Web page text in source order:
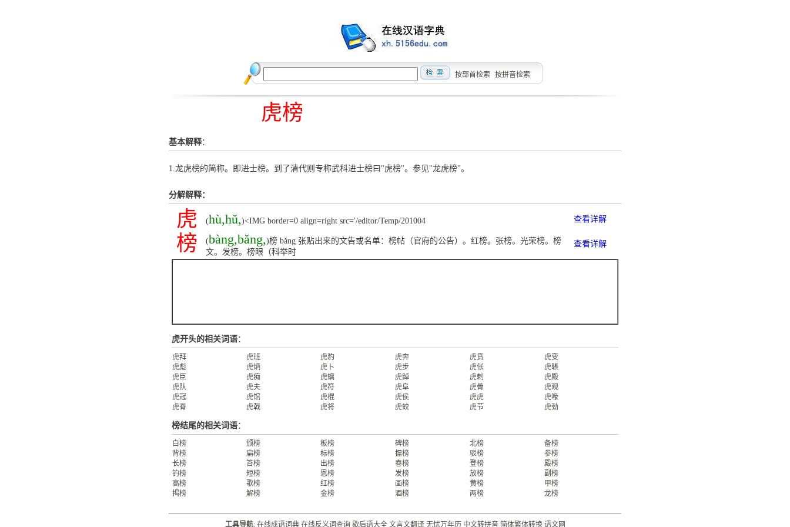
按部首检索 按拼音检索
虎榜
基本解释：
1.龙虎榜的简称。即进士榜。到了清代则专称武科进士榜曰"虎榜"。参见"龙虎榜"。
分解解释：
虎 (hù,hǔ,)<IMG border=0 align=right src='/editor/Temp/201004 查看详解
榜 (bàng,bǎng,)榜 bǎng 张贴出来的文告或名单：榜帖（官府的公告）。红榜。张榜。光荣榜。榜
文。发榜。榜眼（科举时
查看详解
虎开头的相关词语：
虎拜 虎班 虎豹 虎奔 虎贲
虎变
虎彪
虎炳 虎卜 虎步 虎伥
虎韔
虎臣
虎痴 虎螭 虎踔 虎刺
虎殿
虎队
虎夫 虎符 虎阜 虎骨
虎观
虎冠
虎馆 虎棍 虎侯 虎虎
虎喙
虎脊
虎戟 虎将 虎蛟 虎节 虎劲
榜结尾的相关词语：
白榜 颁榜 板榜 碑榜 北榜
备榜
背榜
扁榜 标榜 摽榜 驳榜
参榜
长榜
笞榜 出榜 春榜 登榜
殿榜
钓榜
短榜 恩榜 发榜 放榜
副榜
高榜
歌榜 红榜 画榜 黄榜
甲榜
揭榜
解榜 金榜 酒榜 两榜 龙榜
工具导航: 在线成语词典 在线反义词查询 歇后语大全 文言文翻译 无忧万年历 中文转拼音 简体繁体转换 语文网